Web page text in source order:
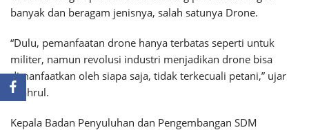
banyak dan beragam jenisnya, salah satunya Drone.
“Dulu, pemanfaatan drone hanya terbatas seperti untuk
militer, namun revolusi industri menjadikan drone bisa
dimanfaatkan oleh siapa saja, tidak terkecuali petani,” ujar
Syahrul.
Kepala Badan Penyuluhan dan Pengembangan SDM